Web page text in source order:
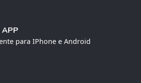
APP
para IPhone e Android